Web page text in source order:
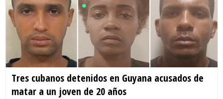
Tres cubanos detenidos en Guyana acusados de
matar a un joven de 20 años